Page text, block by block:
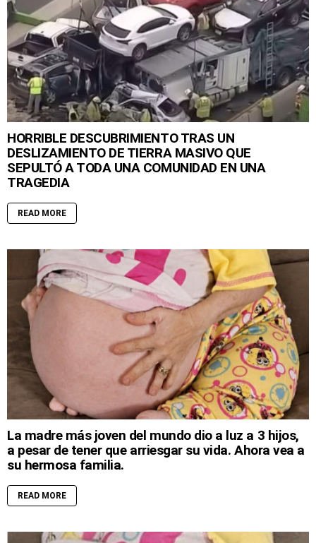
HORRIBLE DESCUBRIMIENTO TRAS UN
DESLIZAMIENTO DE TIERRA MASIVO QUE
SEPULTÓ A TODA UNA COMUNIDAD EN UNA
TRAGEDIA
READ MORE
La madre más joven del mundo dio a luz a 3 hijos,
a pesar de tener que arriesgar su vida. Ahora vea a
su hermosa familia.
READ MORE